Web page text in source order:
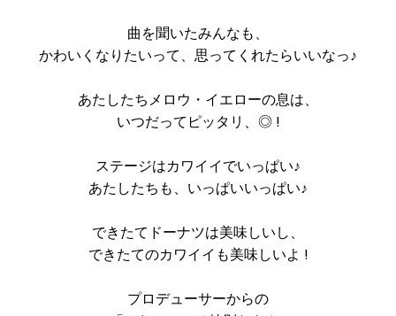
曲を聞いたみんなも、
かわいくなりたいって、思ってくれたらいいなっ♪
あたしたちメロウ・イエローの息は、
いつだってピッタリ、◎ !
ステージはカワイイでいっぱい♪
あたしたちも、いっぱいいっぱい♪
できたてドーナツは美味しいし、
できたてのカワイイも美味しいよ !
プロデューサーからの